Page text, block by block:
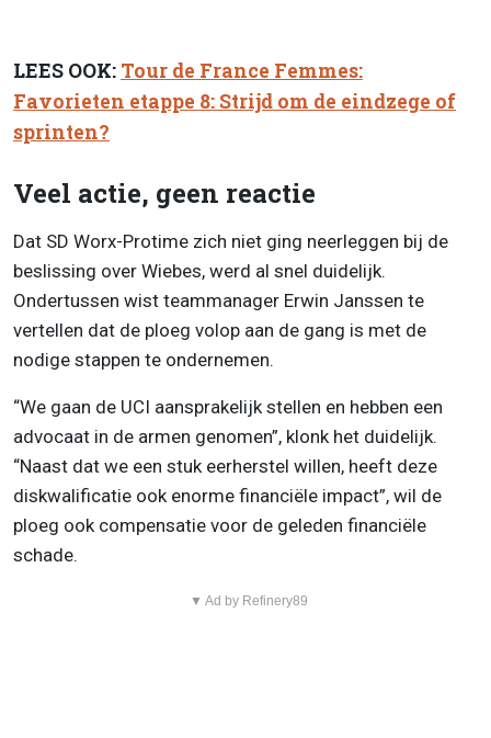
LEES OOK: Tour de France Femmes:
Favorieten etappe 8: Strijd om de eindzege of
sprinten?
Veel actie, geen reactie
Dat SD Worx-Protime zich niet ging neerleggen bij de
beslissing over Wiebes, werd al snel duidelijk.
Ondertussen wist teammanager Erwin Janssen te
vertellen dat de ploeg volop aan de gang is met de
nodige stappen te ondernemen.
“We gaan de UCI aansprakelijk stellen en hebben een
advocaat in de armen genomen”, klonk het duidelijk.
“Naast dat we een stuk eerherstel willen, heeft deze
diskwalificatie ook enorme financiële impact”, wil de
ploeg ook compensatie voor de geleden financiële
schade.
▼ Ad by Refinery89